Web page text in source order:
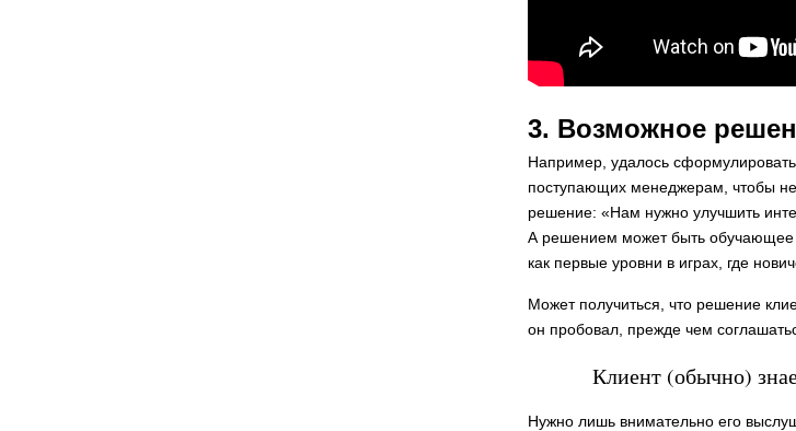
3. Возможное
Например, удалось сформулировать
поступающих менеджерам, чтобы не
решение: «Нам нужно улучшить
А решением может быть обучающее
как первые уровни в играх, где
Может получиться, что решение
он пробовал, прежде чем
Клиент (обычно)
Нужно лишь внимательно его